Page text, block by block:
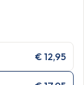
€ 12,95